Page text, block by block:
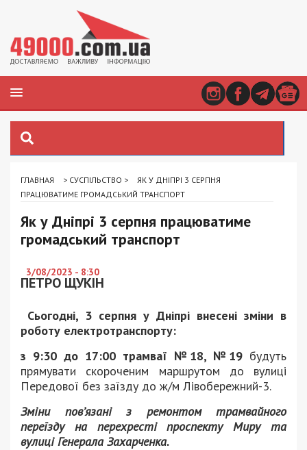
ГЛАВНАЯ > СУСПІЛЬСТВО >
ЯК У ДНІПРІ 3 СЕРПНЯ
ПРАЦЮВАТИМЕ ГРОМАДСЬКИЙ ТРАНСПОРТ
Як у Дніпрі 3 серпня працюватиме
громадський транспорт
3/08/2023 - 8:30
ПЕТРО ЩУКІН
Сьогодні, 3 серпня у Дніпрі внесені зміни в
роботу електротранспорту:
з 9:30 до 17:00 трамваї №18, №19 будуть
прямувати скороченим маршрутом до вулиці
Передової без заїзду до ж/м Лівобережний-3.
Зміни пов’язані з ремонтом трамвайного
переїзду на перехресті проспекту Миру та
вулиці Генерала Захарченка.